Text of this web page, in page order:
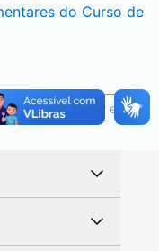
do Curso de
Reportar erro